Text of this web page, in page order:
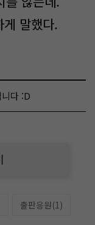
말했다.
다 :D
출판응원(1)